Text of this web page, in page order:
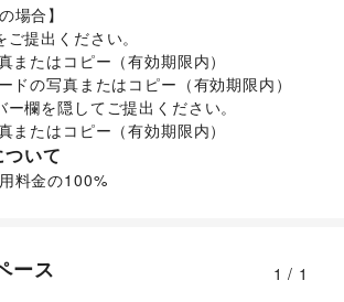
/オフィス家具・OA機器
営/ その他ビジネス・オフィス
場合】
提出ください。
またはコピー（有効期限内）
ドの写真またはコピー（有効期限内）
欄を隠してご提出ください。
またはコピー（有効期限内）
いて
料金の100%
ース 1 / 1